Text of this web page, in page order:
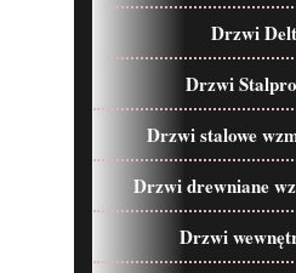
Drzwi
Drzwi
Drzwi stalowe
Drzwi drewniane
Drzwi